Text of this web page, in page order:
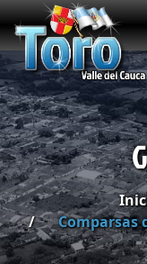
Comparsas